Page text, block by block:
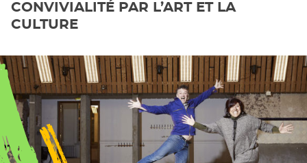
CONVIVIALITÉ PAR L’ART ET LA
CULTURE